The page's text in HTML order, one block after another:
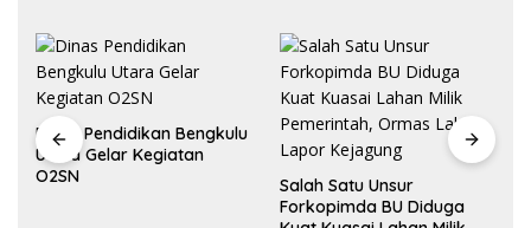
Dinas Pendidikan Bengkulu
Utara Gelar Kegiatan
O2SN
Salah Satu Unsur
Forkopimda BU Diduga